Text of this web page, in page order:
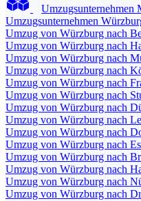
Umzugsunternehmen
Umzugsunternehmen
Umzug von Würzburg nach
Umzug von Würzburg nach
Umzug von Würzburg nach
Umzug von Würzburg nach
Umzug von Würzburg nach
Umzug von Würzburg nach
Umzug von Würzburg nach
Umzug von Würzburg nach
Umzug von Würzburg nach
Umzug von Würzburg nach
Umzug von Würzburg nach
Umzug von Würzburg nach
Umzug von Würzburg nach
Umzug von Würzburg nach